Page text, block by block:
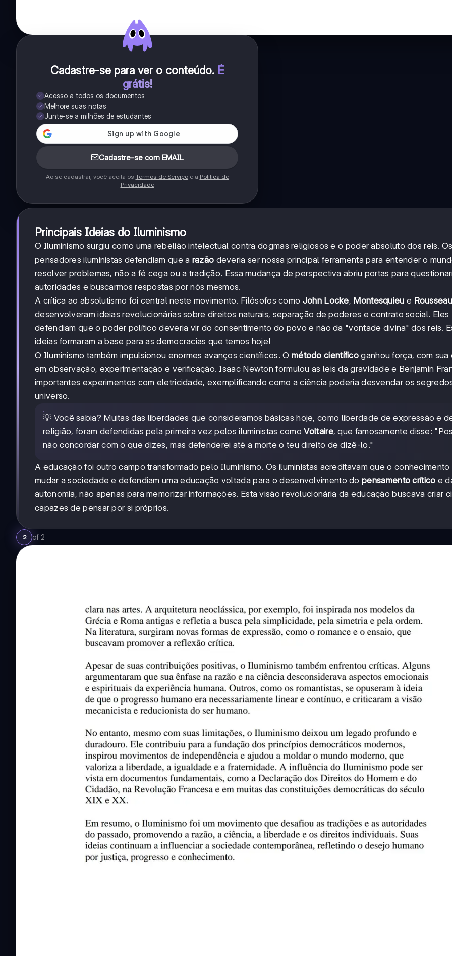
Cadastre-se para ver o conteúdo. É
grátis!
Acesso a todos os documentos
Melhore suas notas
Junte-se a milhões de estudantes
Cadastre-se com EMAIL
Ao se cadastrar, você aceita os Termos de Serviçoe a Política de
Privacidade
Principais Ideias do Iluminismo
O Iluminismo surgiu como uma rebelião intelectual contra dogmas religiosos e o poder absoluto dos reis. Os
pensadores iluministas defendiam que a razão deveria ser nossa principal ferramenta para entender o
resolver problemas, não a fé cega ou a tradição. Essa mudança de perspectiva abriu portas para
autoridades e buscarmos respostas por nós mesmos.
A crítica ao absolutismo foi central neste movimento. Filósofos como John Locke, Montesquieu e Rousseau
desenvolveram ideias revolucionárias sobre direitos naturais, separação de poderes e contrato social. Eles
defendiam que o poder político deveria vir do consentimento do povo e não da "vontade divina" dos reis.
ideias formaram a base para as democracias que temos hoje!
O Iluminismo também impulsionou enormes avanços científicos. O método científico ganhou força, com sua
em observação, experimentação e verificação. Isaac Newton formulou as leis da gravidade e Benjamin
importantes experimentos com eletricidade, exemplificando como a ciência poderia desvendar os
universo.
💡 Você sabia? Muitas das liberdades que consideramos básicas hoje, como liberdade de expressão e
religião, foram defendidas pela primeira vez pelos iluministas comoVoltaire, que famosamente disse:
não concordar com o que dizes, mas defenderei até a morte o teu direito de dizê-lo."
A educação foi outro campo transformado pelo Iluminismo. Os iluministas acreditavam que o
mudar a sociedade e defendiam uma educação voltada para o desenvolvimento dopensamento crítico e
autonomia, não apenas para memorizar informações. Esta visão revolucionária da educação buscava criar
capazes de pensar por si próprios.
2 of 2